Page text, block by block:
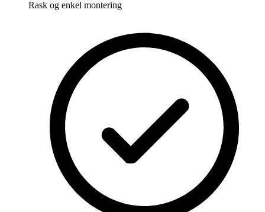
Rask og enkel montering